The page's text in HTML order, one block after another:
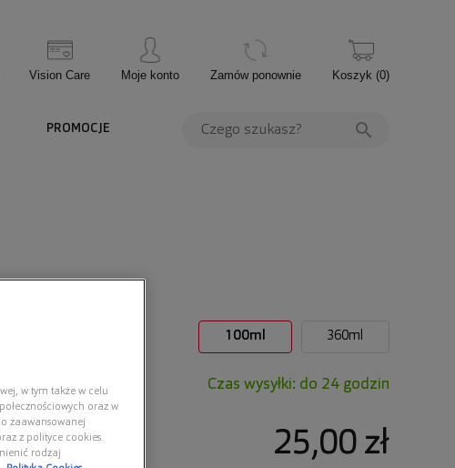
Vision Care Moje konto Zamów ponownie Koszyk (0)
PROMOCJE
100ml 360ml
Czas wysyłki: do 24 godzin
25,00 zł
w tym także w celu
oraz w
zaawansowanej
z polityce cookies.
rodzaj